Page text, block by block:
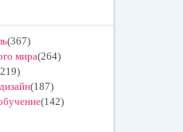
(367)
мира(264)
(187)
(142)